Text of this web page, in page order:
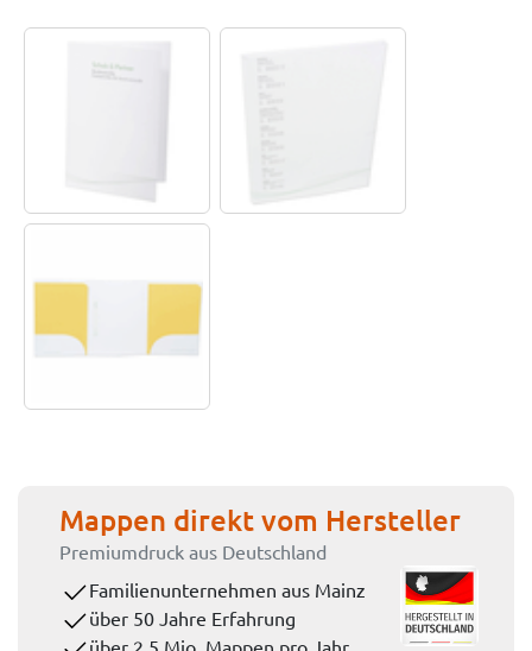
Mappen direkt vom Hersteller
Premiumdruck aus Deutschland
Familienunternehmen aus Mainz
über 50 Jahre Erfahrung
über 2,5 Mio. Mappen pro Jahr